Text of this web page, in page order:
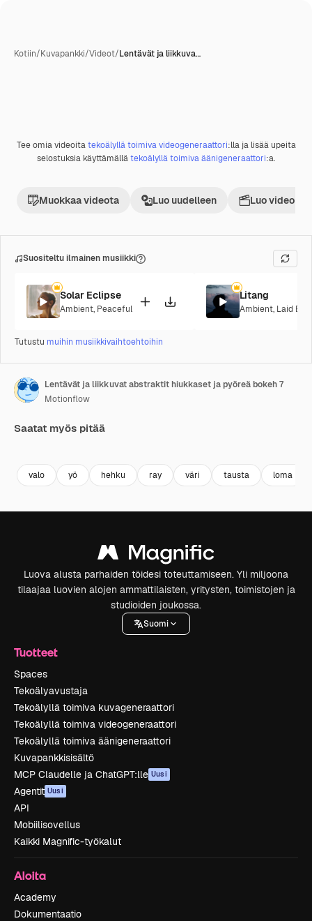
Kotiin/Kuvapankki/Videot/Lentävät ja liikkuva…
Premium
Tee omia videoitatekoälyllä toimiva videogeneraattori:lla ja lisää upeita
selostuksia käyttämällätekoälyllä toimiva äänigeneraattori:a.
Muokkaa videota Luo uudelleen Luo
Suositeltu ilmainen musiikki
Solar Eclipse
Ambient, Peaceful
Litang
Ambient, Laid
Tutustu muihin musiikkivaihtoehtoihin
Lentävät ja liikkuvat abstraktit hiukkaset ja pyöreä bokeh 7
Motionflow
Saatat myös pitää
valo yö hehku ray väri tausta loma
Luova alusta parhaiden töidesi toteuttamiseen. Yli miljoona
tilaajaa luovien alojen ammattilaisten, yritysten, toimistojen ja
studioiden joukossa.
Suomi
Tuotteet
Spaces
Tekoälyavustaja
Tekoälyllä toimiva kuvageneraattori
Tekoälyllä toimiva videogeneraattori
Tekoälyllä toimiva äänigeneraattori
Kuvapankkisisältö
MCP Claudelle ja ChatGPT:lle Uusi
Agentit Uusi
API
Mobiilisovellus
Kaikki Magnific-työkalut
Aloita
Academy
Dokumentaatio